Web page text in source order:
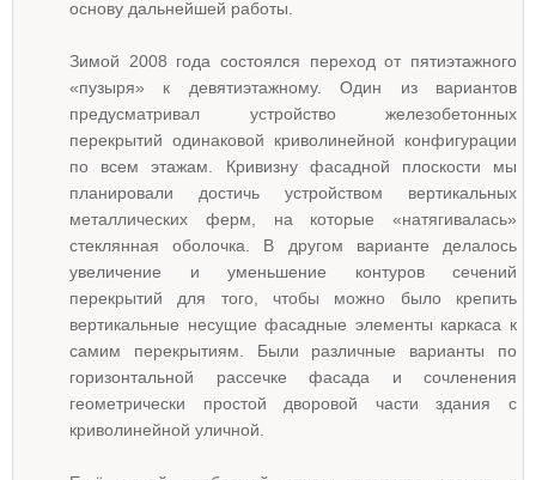
основу дальнейшей работы.
Зимой 2008 года состоялся переход от пятиэтажного
«пузыря» к девятиэтажному. Один из вариантов
предусматривал устройство железобетонных
перекрытий одинаковой криволинейной конфигурации
по всем этажам. Кривизну фасадной плоскости мы
планировали достичь устройством вертикальных
металлических ферм, на которые «натягивалась»
стеклянная оболочка. В другом варианте делалось
увеличение и уменьшение контуров сечений
перекрытий для того, чтобы можно было крепить
вертикальные несущие фасадные элементы каркаса к
самим перекрытиям. Были различные варианты по
горизонтальной рассечке фасада и сочленения
геометрически простой дворовой части здания с
криволинейной уличной.